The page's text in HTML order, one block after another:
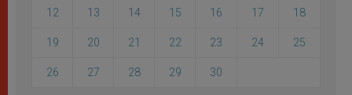
12 13 14 15 16 17 18
19 20 21 22 23 24 25
26 27 28 29 30